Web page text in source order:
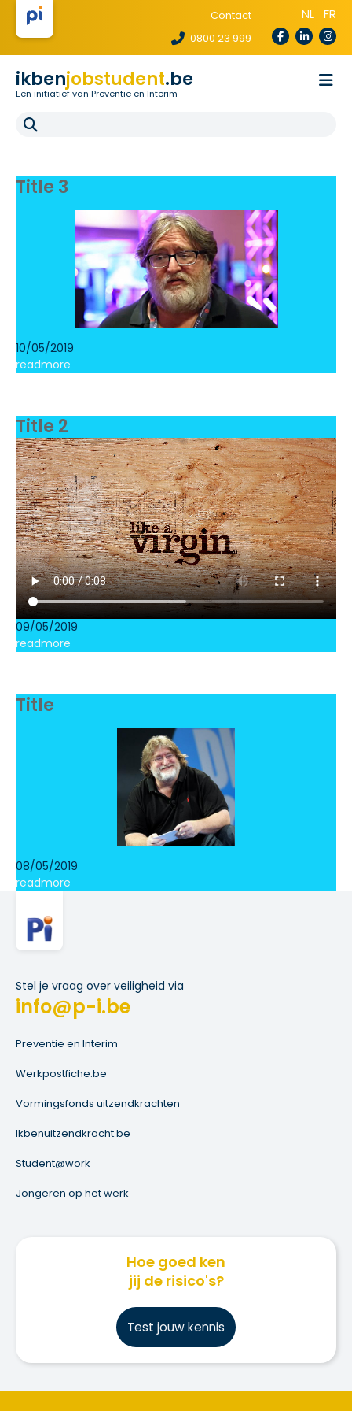
Contact
0800 23 999
NL FR
ikbenjobstudent.be
Een initiatief van Preventie en Interim
Voor uitzendbureaus
FAQ
Title 3
10/05/2019
readmore
Title 2
09/05/2019
readmore
Title
08/05/2019
readmore
Stel je vraag over veiligheid via
info@p-i.be
Preventie en Interim
Werkpostfiche.be
Vormingsfonds uitzendkrachten
Ikbenuitzendkracht.be
Student@work
Jongeren op het werk
Hoe goed ken
jij de risico's?
Test jouw kennis